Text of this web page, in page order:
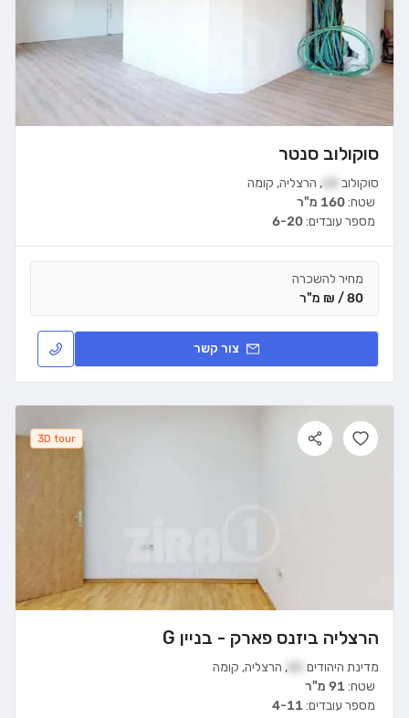
סוקולוב סנטר
סוקולוב , הרצליה, קומה
שטח:160 מ"ר
מספר עובדים:6-20
מחיר להשכרה
80 / ₪ מ"ר
צור קשר
3D tour
הרצליה ביזנס פארק - בניין G
מדינת היהודים , הרצליה, קומה
שטח:91 מ"ר
מספר עובדים:4-11